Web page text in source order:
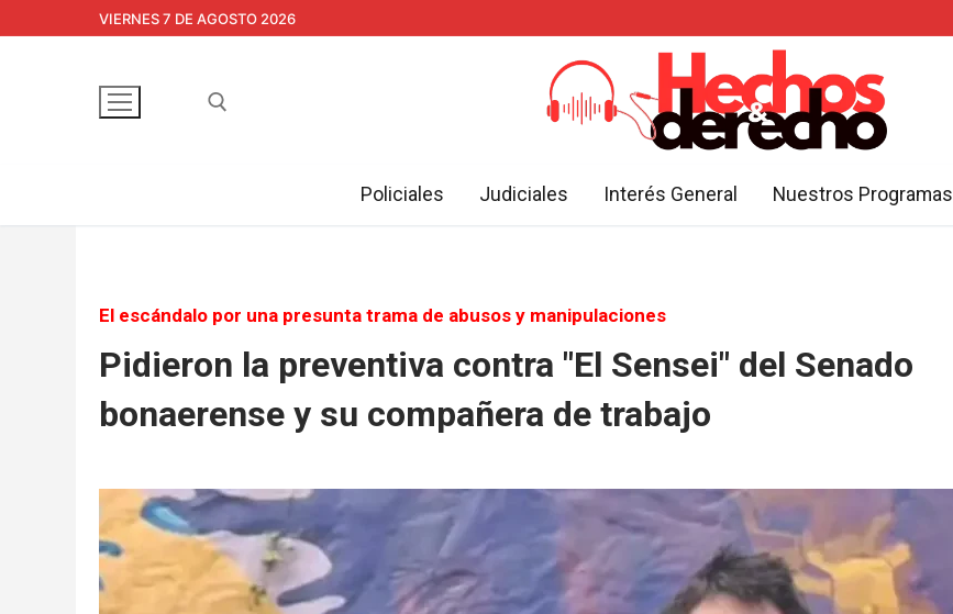
contenido
VIERNES 7 DE AGOSTO 2026
Policiales Judiciales Interés General Nuestros Programas
El escándalo por una presunta trama de abusos y manipulaciones
Pidieron la preventiva contra "El Sensei" del Senado
bonaerense y su compañera de trabajo